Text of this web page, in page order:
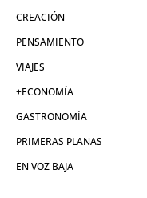
CREACIÓN
PENSAMIENTO
VIAJES
+ECONOMÍA
GASTRONOMÍA
PRIMERAS PLANAS
EN VOZ BAJA